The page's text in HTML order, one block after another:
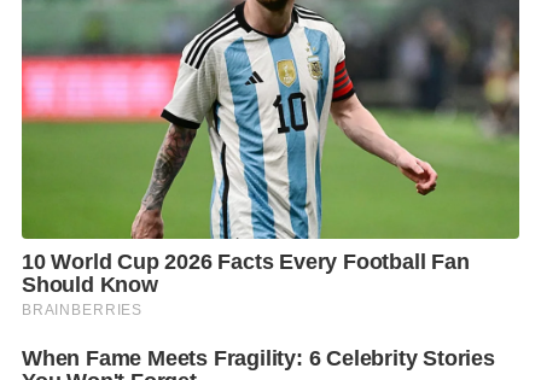
Climate changeและยังส่งผลให้เกิดแผนระดับชาติ
ในการลดปริมาณคาร์บอนในอากาศ
“การจัดงานวันดิน
โลกถือเป็นกิจกรรมระดับโลก นอกจากจะมีการจัดงานใน
ประเทศต่างๆ แล้ว ยังมีตัวแทนกว่า 200 ประเทศมาร่วม
งาน เพื่อแลกเปลี่ยนแนวคิดและประสบการณ์ในการดูแล
จัดการทรัพยากรดินในแต่ละประเทศ รับรองว่าผู้ที่เข้า
ร่วมงานวันดินโลกจะได้รับอะไรติดมือกลับไปอย่าง
แน่นอน เพราะเมื่อได้รับความรู้ความเข้าใจแล้ว ก็จะก่อ
ให้เกิดการดูแลปกป้องทรัพยากรอันมีค่าสำคัญต่อชีวิต คำ